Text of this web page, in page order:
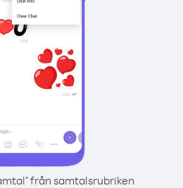
från samtalsrubriken